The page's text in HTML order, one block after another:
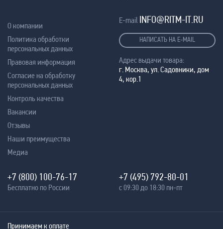
О компании
Политика обработки
персональных данных
Правовая информация
Согласие на обработку
персональных данных
Контроль качества
Вакансии
Отзывы
Наши преимущества
Медиа
E-mail INFO@RITM-IT.RU
НАПИСАТЬ НА E-MAIL
Адрес выдачи товара:
г. Москва, ул. Садовники, дом
4, кор.1
+7 (800) 100-76-17
Бесплатно по России
+7 (495) 792-80-01
с 09:30 до 18:30 пн-пт
Принимаем к оплате